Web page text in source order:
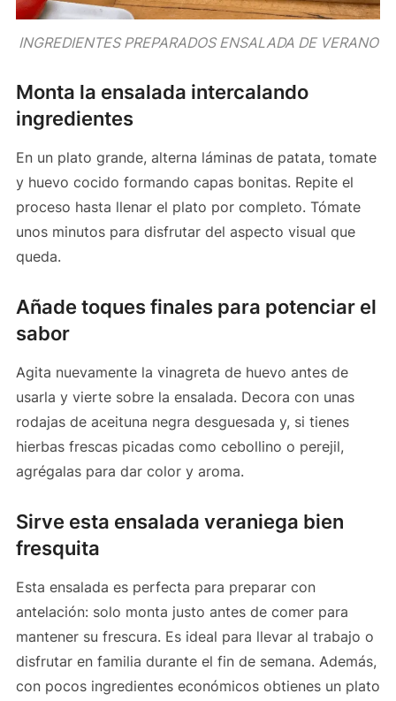
INGREDIENTES PREPARADOS ENSALADA DE VERANO
Monta la ensalada intercalando
ingredientes
En un plato grande, alterna láminas de patata, tomate
y huevo cocido formando capas bonitas. Repite el
proceso hasta llenar el plato por completo. Tómate
unos minutos para disfrutar del aspecto visual que
queda.
Añade toques finales para potenciar el
sabor
Agita nuevamente la vinagreta de huevo antes de
usarla y vierte sobre la ensalada. Decora con unas
rodajas de aceituna negra desguesada y, si tienes
hierbas frescas picadas como cebollino o perejil,
agrégalas para dar color y aroma.
Sirve esta ensalada veraniega bien
fresquita
Esta ensalada es perfecta para preparar con
antelación: solo monta justo antes de comer para
mantener su frescura. Es ideal para llevar al trabajo o
disfrutar en familia durante el fin de semana. Además,
con pocos ingredientes económicos obtienes un plato